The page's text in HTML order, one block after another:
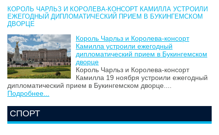
КОРОЛЬ ЧАРЛЬЗ И КОРОЛЕВА-КОНСОРТ КАМИЛЛА УСТРОИЛИ
ЕЖЕГОДНЫЙ ДИПЛОМАТИЧЕСКИЙ ПРИЕМ В БУКИНГЕМСКОМ
ДВОРЦЕ
Король Чарльз и Королева-консорт
Камилла устроили ежегодный
дипломатический прием в Букингемском
дворце
Король Чарльз и Королева-консорт
Камилла 19 ноября устроили ежегодный
дипломатический прием в Букингемском дворце....
Подробнее...
СПОРТ